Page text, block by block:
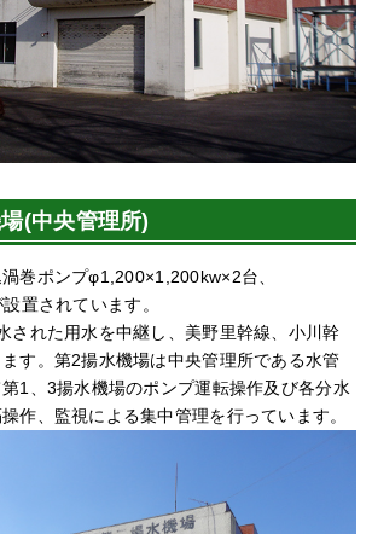
(中央管理所)
巻ポンプφ1,200×1,200kw×2台、
置されています。
された用水を中継し、美野里幹線、小川幹
す。第2揚水機場は中央管理所である水管
1、3揚水機場のポンプ運転操作及び各分水
作、監視による集中管理を行っています。